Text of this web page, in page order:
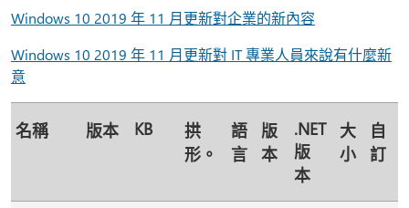
Windows 10 2019 年 11 月更新對企業的新內容
Windows 10 2019 年 11 月更新對 IT 專業人員來說有什麼新
意
名稱 版本 KB
拱
形。
語
言
版
本
.NET
版
本
大
小
自
訂